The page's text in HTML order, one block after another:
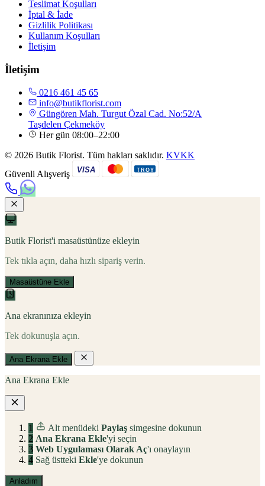
Teslimat Koşulları
İptal & İade
Gizlilik Politikası
Kullanım Koşulları
İletişim
İletişim
0216 461 45 65
info@butikflorist.com
Güngören Mah. Turgut Özal Cad. No:52/A
Taşdelen Çekmeköy
Her gün 08:00–22:00
© 2026 Butik Florist. Tüm hakları saklıdır. KVKK
Güvenli Alışveriş
VISA TROY
Butik Florist'i masaüstünüze ekleyin
Tek tıkla açın, daha hızlı sipariş verin.
Masaüstüne Ekle
Ana ekranınıza ekleyin
Tek dokunuşla açın.
Ana Ekrana Ekle
Ana Ekrana Ekle
1 Alt menüdeki Paylaş simgesine dokunun
2 Ana Ekrana Ekle'yi seçin
3 Web Uygulaması Olarak Aç'ı onaylayın
4 Sağ üstteki Ekle'ye dokunun
Anladım